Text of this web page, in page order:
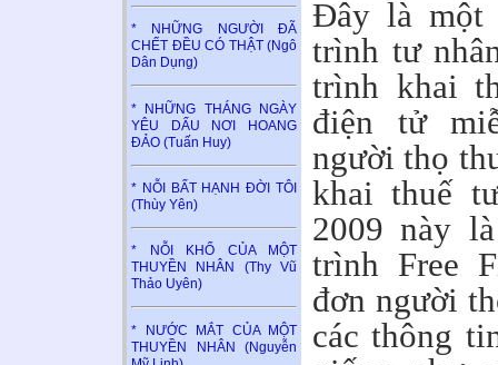
* NHỮNG NGƯỜI ĐÃ
CHẾT ĐỀU CÓ THẬT (Ngô
Dân Dụng)
* NHỮNG THÁNG NGÀY
YÊU DẤU NƠI HOANG
ĐẢO (Tuấn Huy)
* NỖI BẤT HẠNH ĐỜI TÔI
(Thùy Yên)
* NỖI KHỔ CỦA MỘT
THUYỀN NHÂN (Thy Vũ
Thảo Uyên)
* NƯỚC MẮT CỦA MỘT
THUYỀN NHÂN (Nguyễn
Đây là một
trình tư
trình khai
điện tử
người thọ
khai thuế
2009 này
trình Free
đơn người
các thông